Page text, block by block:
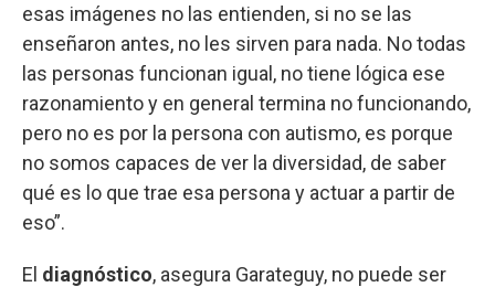
esas imágenes no las entienden, si no se las
enseñaron antes, no les sirven para nada. No todas
las personas funcionan igual, no tiene lógica ese
razonamiento y en general termina no funcionando,
pero no es por la persona con autismo, es porque
no somos capaces de ver la diversidad, de saber
qué es lo que trae esa persona y actuar a partir de
eso”.
El diagnóstico, asegura Garateguy, no puede ser